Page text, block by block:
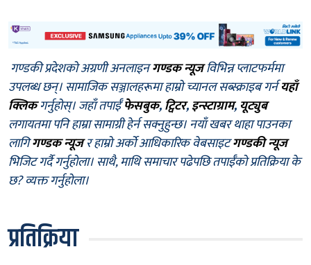
गण्डकी प्रदेशको अग्रणी अनलाइनगण्डक न्यूजविभिन्न प्लाटफर्ममा
उपलब्ध छन्। सामाजिक सञ्जालहरूमा हाम्रो च्यानल सब्स्क्राइब गर्नयहाँ
क्लिकगर्नुहोस्। जहाँ तपाईँफेसबुक,ट्विटर,इन्स्टाग्राम, यूट्युब
लगायतमा पनि हाम्रा सामाग्री हेर्न सक्नुहुन्छ। नयाँ खबर थाहा पाउनका
लागिगण्डक न्यूजर हाम्रो अर्को आधिकारिक वेबसाइटगण्डकी न्यूज
भिजिट गर्दै गर्नुहोला। साथै, माथि समाचार पढेपछि तपाईँको प्रतिक्रिया के
छ? व्यक्त गर्नुहोला।
प्रतिक्रिया